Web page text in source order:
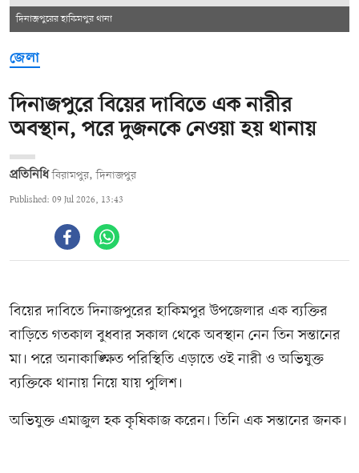
দিনাজপুরের হাকিমপুর থানা
জেলা
দিনাজপুরে বিয়ের দাবিতে এক নারীর
অবস্থান, পরে দুজনকে নেওয়া হয় থানায়
প্রতিনিধি বিরামপুর, দিনাজপুর
Published: 09 Jul 2026, 13:43
বিয়ের দাবিতে দিনাজপুরের হাকিমপুর উপজেলার এক ব্যক্তির
বাড়িতে গতকাল বুধবার সকাল থেকে অবস্থান নেন তিন সন্তানের
মা। পরে অনাকাঙ্ক্ষিত পরিস্থিতি এড়াতে ওই নারী ও অভিযুক্ত
ব্যক্তিকে থানায় নিয়ে যায় পুলিশ।
অভিযুক্ত এমাজুল হক কৃষিকাজ করেন। তিনি এক সন্তানের জনক।